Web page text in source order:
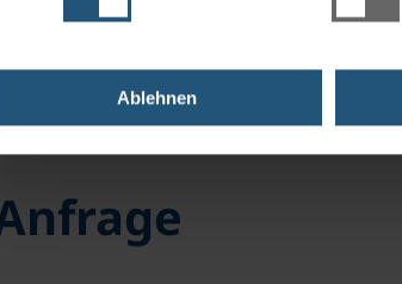
Ablehnen
oder Donau Touristik Infopoint,